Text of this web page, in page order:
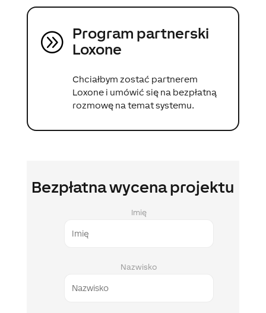
A Program partnerski
Loxone
Chciałbym zostać partnerem
Loxone i umówić się na bezpłatną
rozmowę na temat systemu.
Bezpłatna wycena projektu
Imię
Nazwisko